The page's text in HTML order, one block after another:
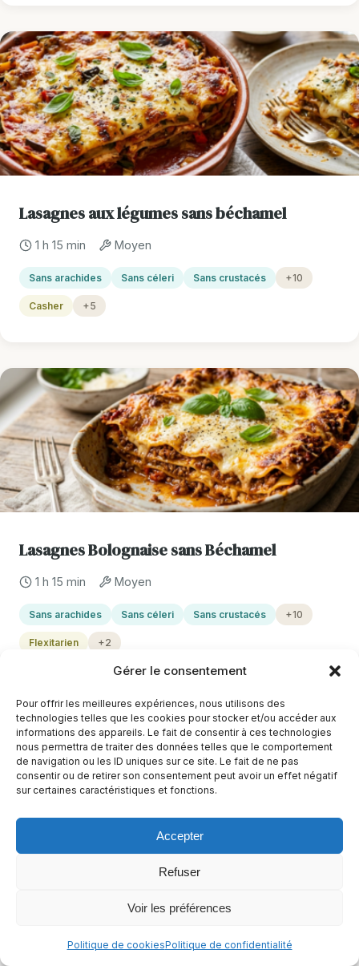
Gérer le consentement
Pour offrir les meilleures expériences, nous utilisons des
technologies telles que les cookies pour stocker et/ou accéder aux
informations des appareils. Le fait de consentir à ces technologies
nous permettra de traiter des données telles que le comportement
de navigation ou les ID uniques sur ce site. Le fait de ne pas
consentir ou de retirer son consentement peut avoir un effet négatif
sur certaines caractéristiques et fonctions.
Accepter
Refuser
Voir les préférences
Politique de cookiesPolitique de confidentialité
Lasagnes aux légumes sans béchamel
1 h 15 min Moyen
Sans arachides Sans céleri Sans crustacés +10
Casher +5
Lasagnes Bolognaise sans Béchamel
1 h 15 min Moyen
Sans arachides Sans céleri Sans crustacés +10
Flexitarien +2
1 h 15 min Facile